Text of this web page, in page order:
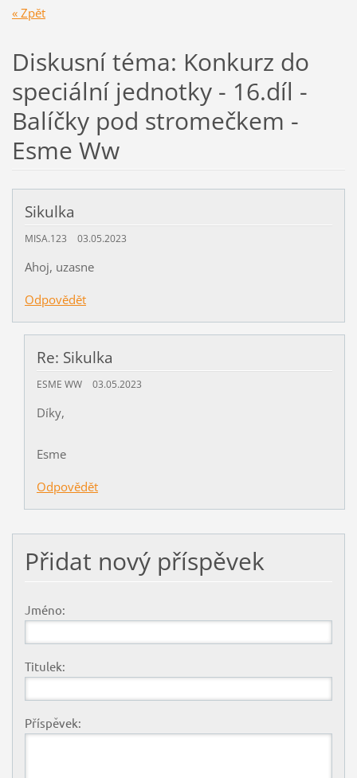
« Zpět
Diskusní téma: Konkurz do
speciální jednotky - 16.díl -
Balíčky pod stromečkem -
Esme Ww
Sikulka
MISA.123 03.05.2023
Ahoj, uzasne
Odpovědět
Re: Sikulka
ESME WW 03.05.2023
Díky,
Esme
Odpovědět
Přidat nový příspěvek
Jméno:
Titulek:
Příspěvek: